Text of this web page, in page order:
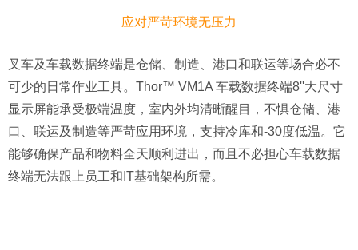
应对严苛环境无压力
叉车及车载数据终端是仓储、制造、港口和联运等场合必不
可少的日常作业工具。Thor™ VM1A 车载数据终端8''大尺寸
显示屏能承受极端温度，室内外均清晰醒目，不惧仓储、港
口、联运及制造等严苛应用环境，支持冷库和-30度低温。它
能够确保产品和物料全天顺利进出，而且不必担心车载数据
终端无法跟上员工和IT基础架构所需。